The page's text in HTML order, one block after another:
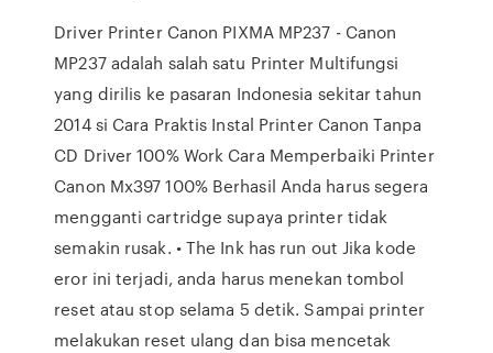
Driver Printer Canon PIXMA MP237 - Canon
MP237 adalah salah satu Printer Multifungsi
yang dirilis ke pasaran Indonesia sekitar tahun
2014 si Cara Praktis Instal Printer Canon Tanpa
CD Driver 100% Work Cara Memperbaiki Printer
Canon Mx397 100% Berhasil Anda harus segera
mengganti cartridge supaya printer tidak
semakin rusak. • The Ink has run out Jika kode
eror ini terjadi, anda harus menekan tombol
reset atau stop selama 5 detik. Sampai printer
melakukan reset ulang dan bisa mencetak